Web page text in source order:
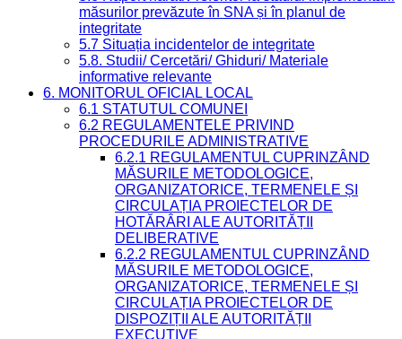
măsurilor prevăzute în SNA și în planul de
integritate
5.7 Situația incidentelor de integritate
5.8. Studii/ Cercetări/ Ghiduri/ Materiale
informative relevante
6. MONITORUL OFICIAL LOCAL
6.1 STATUTUL COMUNEI
6.2 REGULAMENTELE PRIVIND
PROCEDURILE ADMINISTRATIVE
6.2.1 REGULAMENTUL CUPRINZÂND
MĂSURILE METODOLOGICE,
ORGANIZATORICE, TERMENELE ȘI
CIRCULAȚIA PROIECTELOR DE
HOTĂRÂRI ALE AUTORITĂȚII
DELIBERATIVE
6.2.2 REGULAMENTUL CUPRINZÂND
MĂSURILE METODOLOGICE,
ORGANIZATORICE, TERMENELE ȘI
CIRCULAȚIA PROIECTELOR DE
DISPOZIȚII ALE AUTORITĂȚII
EXECUTIVE